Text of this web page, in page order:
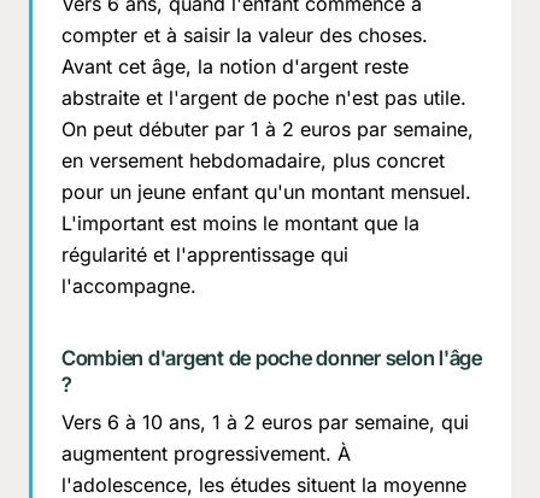
compter et à saisir la valeur des choses.
Avant cet âge, la notion d'argent reste
abstraite et l'argent de poche n'est pas utile.
On peut débuter par 1 à 2 euros par semaine,
en versement hebdomadaire, plus concret
pour un jeune enfant qu'un montant mensuel.
L'important est moins le montant que la
régularité et l'apprentissage qui
l'accompagne.
Combien d'argent de poche donner selon l'âge
?
Vers 6 à 10 ans, 1 à 2 euros par semaine, qui
augmentent progressivement. À
l'adolescence, les études situent la moyenne